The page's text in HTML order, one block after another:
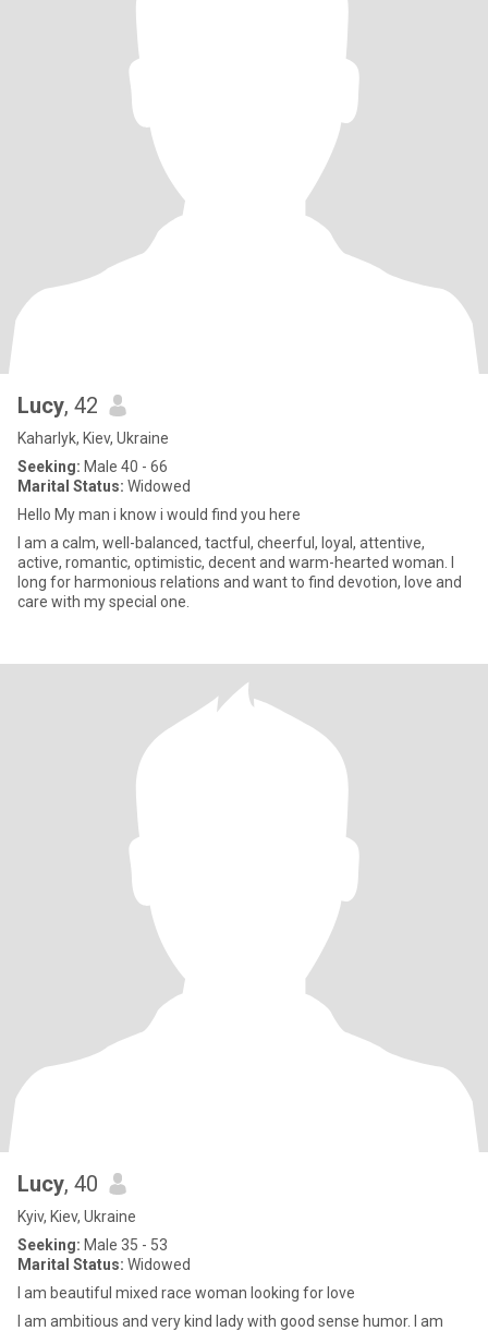
Lucy, 42
Kaharlyk, Kiev, Ukraine
Seeking: Male 40 - 66
Marital Status: Widowed
Hello My man i know i would find you here
I am a calm, well-balanced, tactful, cheerful, loyal, attentive,
active, romantic, optimistic, decent and warm-hearted woman. I
long for harmonious relations and want to find devotion, love and
care with my special one.
Lucy, 40
Kyiv, Kiev, Ukraine
Seeking: Male 35 - 53
Marital Status: Widowed
I am beautiful mixed race woman looking for love
I am ambitious and very kind lady with good sense humor. I am